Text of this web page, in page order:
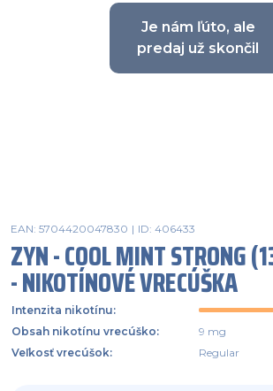
Je nám ľúto, ale
predaj už skončil
EAN: 5704420047830 | ID: 406433
ZYN - COOL MINT STRONG
- NIKOTÍNOVÉ VRECÚŠKA
Intenzita nikotínu:
Obsah nikotínu vrecúško:
9 mg
Veľkosť vrecúšok: Regular